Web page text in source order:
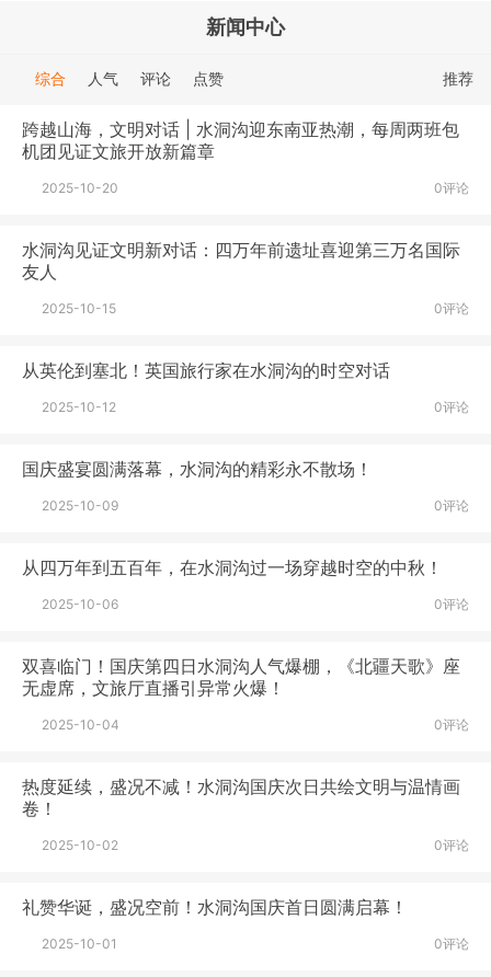
新闻中心
推荐
综合 人气 评论 点赞
跨越山海，文明对话 | 水洞沟迎东南亚热潮，每周两班包
机团见证文旅开放新篇章
0评论
2025-10-20
水洞沟见证文明新对话：四万年前遗址喜迎第三万名国际
友人
0评论
2025-10-15
从英伦到塞北！英国旅行家在水洞沟的时空对话
0评论
2025-10-12
国庆盛宴圆满落幕，水洞沟的精彩永不散场！
0评论
2025-10-09
从四万年到五百年，在水洞沟过一场穿越时空的中秋！
0评论
2025-10-06
双喜临门！国庆第四日水洞沟人气爆棚，《北疆天歌》座
无虚席，文旅厅直播引异常火爆！
0评论
2025-10-04
热度延续，盛况不减！水洞沟国庆次日共绘文明与温情画
卷！
0评论
2025-10-02
礼赞华诞，盛况空前！水洞沟国庆首日圆满启幕！
0评论
2025-10-01